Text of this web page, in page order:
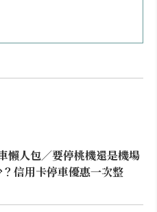
懶人包／要停桃機還是機場
信用卡停車優惠一次整